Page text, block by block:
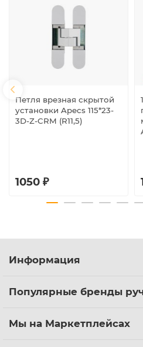
Петля врезная скрытой
установки Apecs 115*23-
3D-Z-CRM (R11,5)
1050 ₽
Информация
Популярные бренды
Мы на Маркетплейсах